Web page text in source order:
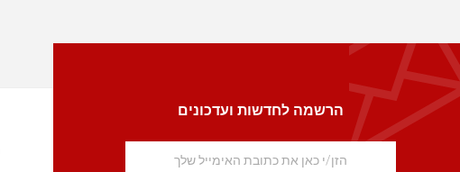
הרשמה לחדשות ועדכונים